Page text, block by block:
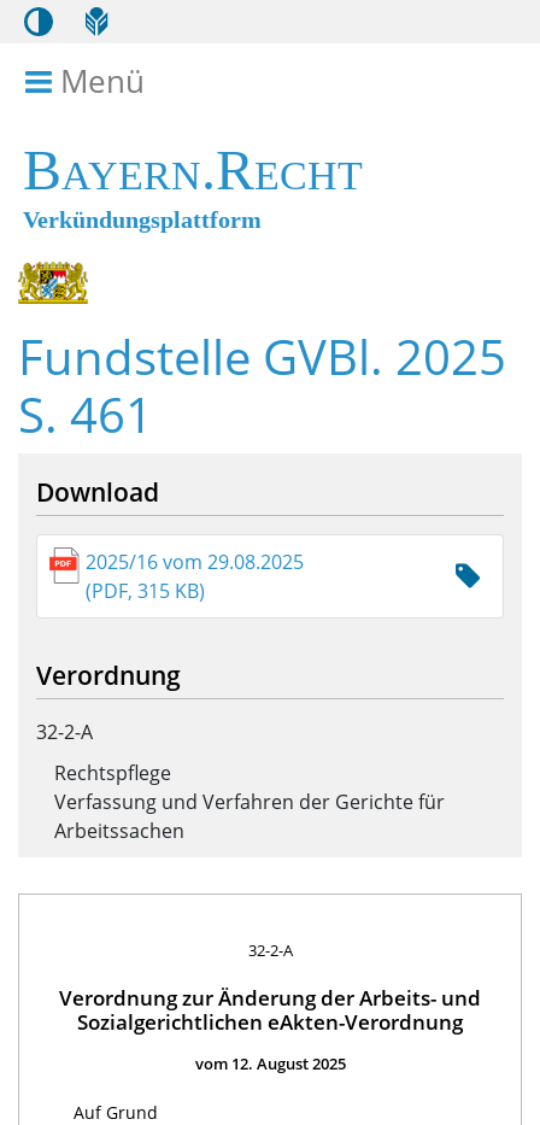
Menü
Bayern.Recht
Verkündungsplattform
Fundstelle GVBl. 2025
S. 461
Download
2025/16 vom 29.08.2025
(PDF, 315 KB)
Verordnung
32-2-A
Rechtspflege
Verfassung und Verfahren der Gerichte für
Arbeitssachen
32-2-A
Verordnung zur Änderung der Arbeits- und
Sozialgerichtlichen eAkten-Verordnung
vom 12. August 2025
Auf Grund